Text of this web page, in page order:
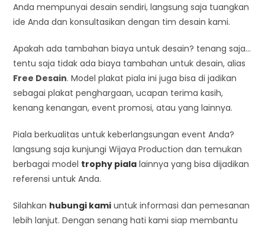
Anda mempunyai desain sendiri, langsung saja tuangkan
ide Anda dan konsultasikan dengan tim desain kami.
Apakah ada tambahan biaya untuk desain? tenang saja…
tentu saja tidak ada biaya tambahan untuk desain, alias
Free Desain. Model plakat piala ini juga bisa di jadikan
sebagai plakat penghargaan, ucapan terima kasih,
kenang kenangan, event promosi, atau yang lainnya.
Piala berkualitas untuk keberlangsungan event Anda?
langsung saja kunjungi Wijaya Production dan temukan
berbagai model trophy piala lainnya yang bisa dijadikan
referensi untuk Anda.
Silahkan hubungi kami untuk informasi dan pemesanan
lebih lanjut. Dengan senang hati kami siap membantu